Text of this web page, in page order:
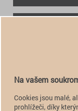
Na vašem
Cookies jsou malé,
prohlížeči, díky